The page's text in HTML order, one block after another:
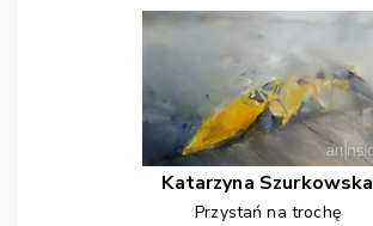
Katarzyna Szurkowska
Przystań na trochę